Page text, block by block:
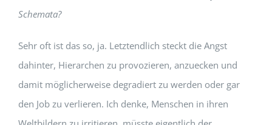
Schemata?
Sehr oft ist das so, ja. Letztendlich steckt die Angst
dahinter, Hierarchen zu provozieren, anzuecken und
damit möglicherweise degradiert zu werden oder gar
den Job zu verlieren. Ich denke, Menschen in ihren